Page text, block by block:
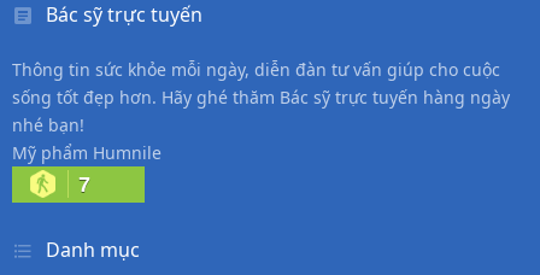
Bác sỹ trực tuyến
Thông tin sức khỏe mỗi ngày, diễn đàn tư vấn giúp cho cuộc
sống tốt đẹp hơn. Hãy ghé thăm Bác sỹ trực tuyến hàng ngày
nhé bạn!
Mỹ phẩm Humnile
7
Danh mục